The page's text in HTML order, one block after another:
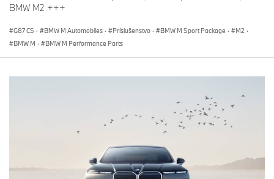
BMW M2 +++
G87 CS · BMW M Automobiles · Príslušenstvo · BMW M Sport Package · M2 ·
BMW M · BMW M Performance Parts